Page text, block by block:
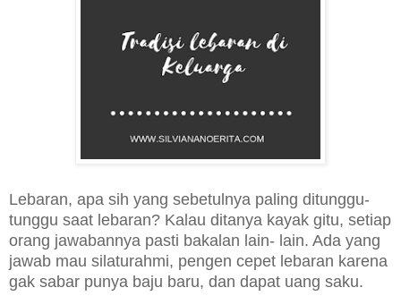
Lebaran, apa sih yang sebetulnya paling ditunggu-
tunggu saat lebaran? Kalau ditanya kayak gitu, setiap
orang jawabannya pasti bakalan lain- lain. Ada yang
jawab mau silaturahmi, pengen cepet lebaran karena
gak sabar punya baju baru, dan dapat uang saku.